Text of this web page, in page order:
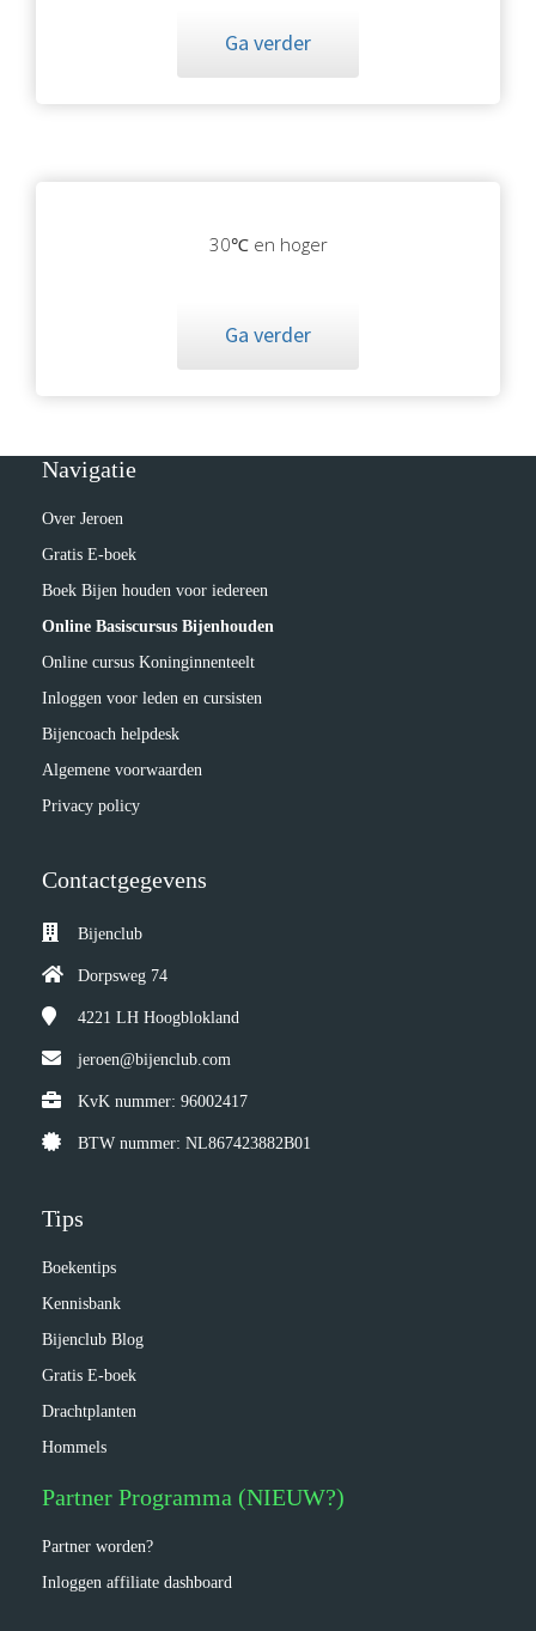
Ga verder
30℃ en hoger
Ga verder
Navigatie
Over Jeroen
Gratis E-boek
Boek Bijen houden voor iedereen
Online Basiscursus Bijenhouden
Online cursus Koninginnenteelt
Inloggen voor leden en cursisten
Bijencoach helpdesk
Algemene voorwaarden
Privacy policy
Contactgegevens
Bijenclub
Dorpsweg 74
4221 LH Hoogblokland
jeroen@bijenclub.com
KvK nummer: 96002417
BTW nummer: NL867423882B01
Tips
Boekentips
Kennisbank
Bijenclub Blog
Gratis E-boek
Drachtplanten
Hommels
Partner Programma (NIEUW?)
Partner worden?
Inloggen affiliate dashboard